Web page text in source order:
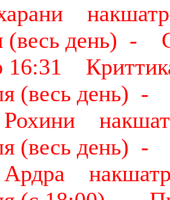
(весь
(весь
(весь